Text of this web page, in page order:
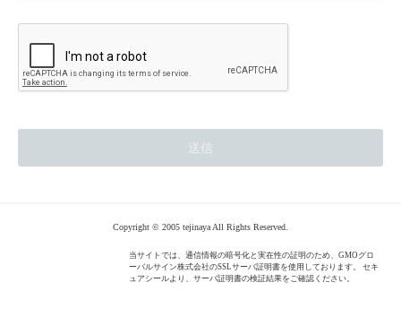
Copyright © 2005 tejinaya All Rights Reserved.
当サイトでは、通信情報の暗号化と実在性の証明のため、GMOグロ
ーバルサイン株式会社のSSLサーバ証明書を使用しております。 セキ
ュアシールより、サーバ証明書の検証結果をご確認ください。